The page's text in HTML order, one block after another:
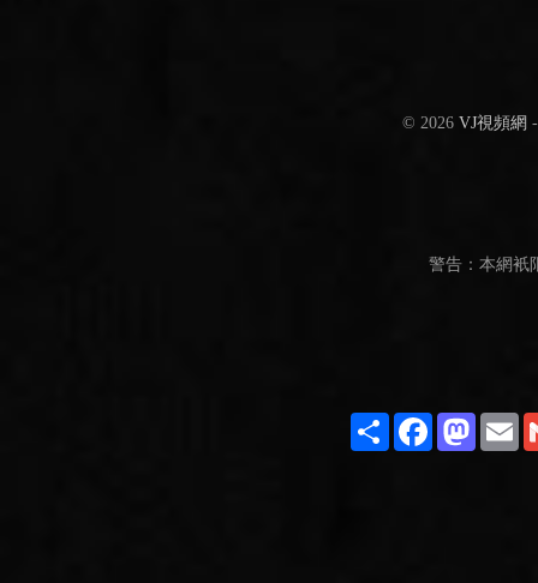
© 2026 VJ視頻網
警告：本網衹
ShareFacebook